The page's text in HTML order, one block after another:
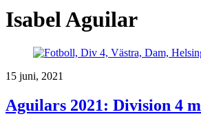
Isabel Aguilar
15 juni, 2021
Aguilars 2021: Division 4